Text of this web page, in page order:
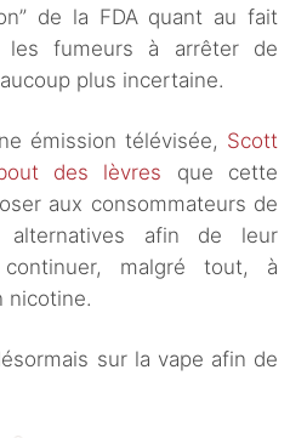
de la FDA quant au fait
les fumeurs à arrêter de
plus incertaine.
émission télévisée, Scott
des lèvres que cette
aux consommateurs de
alternatives afin de leur
malgré tout, à
nicotine.
sur la vape afin de